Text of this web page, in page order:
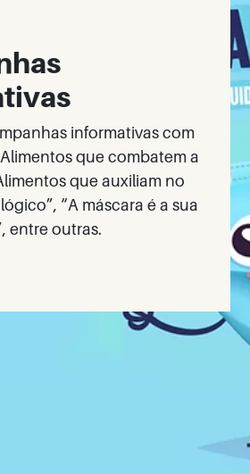
informativas com
que combatem a
que auxiliam no
“A máscara é a sua
entre outras.